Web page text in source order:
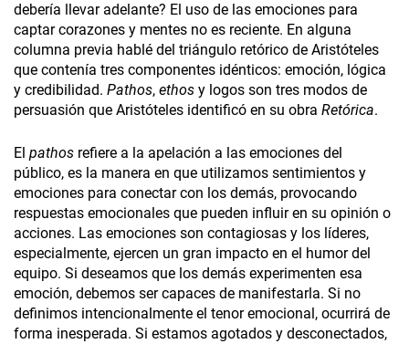
debería llevar adelante? El uso de las emociones para
captar corazones y mentes no es reciente. En alguna
columna previa hablé del triángulo retórico de Aristóteles
que contenía tres componentes idénticos: emoción, lógica
y credibilidad. Pathos, ethos y logos son tres modos de
persuasión que Aristóteles identificó en su obra Retórica.
El pathos refiere a la apelación a las emociones del
público, es la manera en que utilizamos sentimientos y
emociones para conectar con los demás, provocando
respuestas emocionales que pueden influir en su opinión o
acciones. Las emociones son contagiosas y los líderes,
especialmente, ejercen un gran impacto en el humor del
equipo. Si deseamos que los demás experimenten esa
emoción, debemos ser capaces de manifestarla. Si no
definimos intencionalmente el tenor emocional, ocurrirá de
forma inesperada. Si estamos agotados y desconectados,